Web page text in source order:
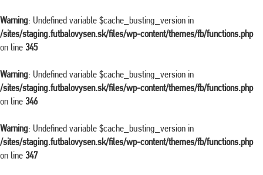
Warning: Undefined variable $cache_busting_version in
/sites/staging.futbalovysen.sk/files/wp-content/themes/fb/functions.php
on line 345
Warning: Undefined variable $cache_busting_version in
/sites/staging.futbalovysen.sk/files/wp-content/themes/fb/functions.php
on line 346
Warning: Undefined variable $cache_busting_version in
/sites/staging.futbalovysen.sk/files/wp-content/themes/fb/functions.php
on line 347